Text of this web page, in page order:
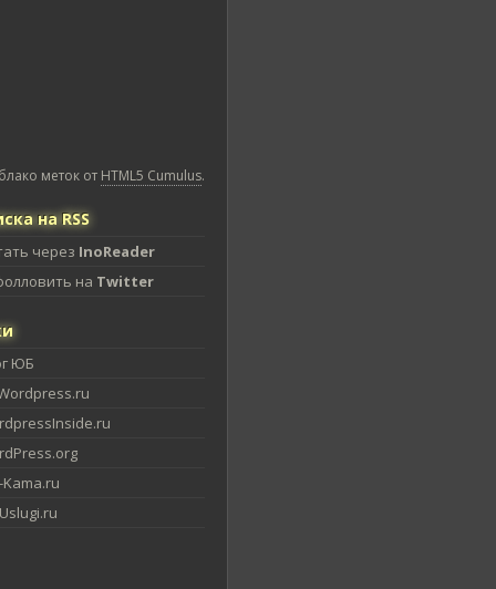
меток от HTML5 Cumulus.
на RSS
через InoReader
на Twitter
ЮБ
Kama.ru